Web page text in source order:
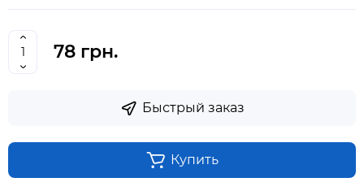
78 грн.
Быстрый заказ
Купить